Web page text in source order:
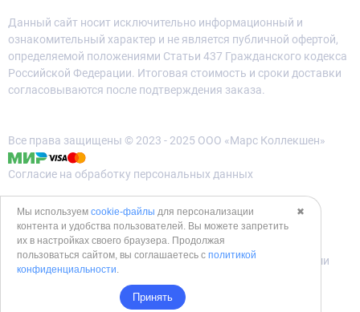
Данный сайт носит исключительно информационный и
ознакомительный характер и не является публичной офертой,
определяемой положениями Статьи 437 Гражданского кодекса
Российской Федерации. Итоговая стоимость и сроки доставки
согласовываются после подтверждения заказа.
Все права защищены © 2023 - 2025 ООО «Марс Коллекшен»
Согласие на обработку персональных данных
Политика использования cookies
Согласие на обработку данных метрическими программами
✖
Мы используем cookie-файлы для персонализации
контента и удобства пользователей. Вы можете запретить
их в настройках своего браузера. Продолжая
пользоваться сайтом, вы соглашаетесь с политикой
конфиденциальности.
Принять